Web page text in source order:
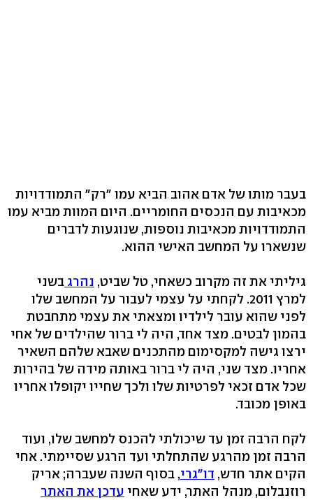
בעבר מותו של אדם אהוב הביא עמו "רק" התמודדויות
מכאיבות עם הנכסים החומריים. היום המוות מביא עמו
התמודדויות מכאיבות נוספות, שנוגעות לדברים
שנשארו על המחשב האישי ההוא.
גיליתי את זה מקרוב כשאחי, טל שביט, נהרג בשני
למרץ 2011. לקחתי על עצמי לעבור על המחשב שלו
לפני שהוא עובר לילדיו ומצאתי את עצמי מתחבטת
בהמון לבטים. מצד אחד, היה לי ברור שהילדים של אחי
ירצו גישה למקסימום מהתכנים שאבא שלהם השאיר
אחריו. מצד שני, היה לי ברור באותה מידה של בהירות
שכל אדם זכאי לפרטיות שלו ולכך שחייו יקופלו אחריו
באופן מכובד.
לקח הרבה זמן עד שיכולתי להכנס למחשב שלו, ועוד
הרבה זמן מהרגע שהתחלתי ועד הרגע שסיימתי. אחי
הקים אתר חדש, דו"גרי, בסוף השנה שעברה; אריק
רוזנבלום, מנהל האתר, ידע שאחי עדכן את האתר